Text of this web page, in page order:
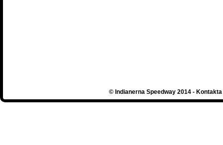
© Indianerna Speedway 2014 -